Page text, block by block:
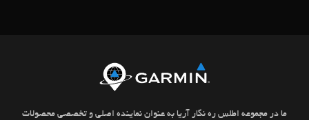
ما در مجموعه اطلس ره نگار آریا به عنوان نماینده اصلی و تخصصی محصولات